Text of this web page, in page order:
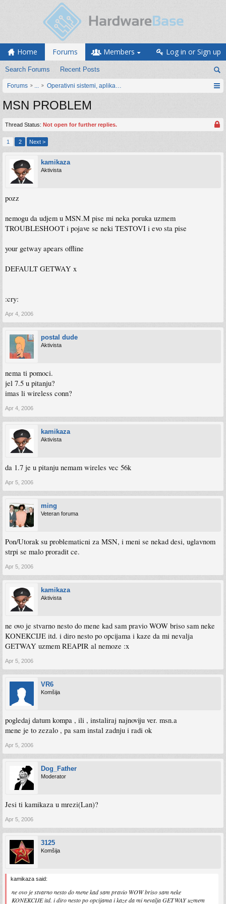
Home Forums
Search Forums Recent Posts
Members Log in or Sign up
Forums ... Operativni sistemi, aplikacije i programiranje
MSN PROBLEM
Thread Status: Not open for further replies.
1 2 Next >
kamikaza
Aktivista
pozz
nemogu da udjem u MSN.M pise mi neka poruka uzmem
TROUBLESHOOT i pojave se neki TESTOVI i evo sta pise
your getway apears offline
DEFAULT GETWAY x
:cry:
Apr 4, 2006
postal dude
Aktivista
nema ti pomoci.
jel 7.5 u pitanju?
imas li wireless conn?
Apr 4, 2006
kamikaza
Aktivista
da 1.7 je u pitanju nemam wireles vec 56k
Apr 5, 2006
ming
Veteran foruma
Pon/Utorak su problematicni za MSN, i meni se nekad desi, uglavnom
strpi se malo proradit ce.
Apr 5, 2006
kamikaza
Aktivista
ne ovo je stvarno nesto do mene kad sam pravio WOW briso sam neke
KONEKCIJE itd. i diro nesto po opcijama i kaze da mi nevalja
GETWAY uzmem REAPIR al nemoze :x
Apr 5, 2006
VR6
Komšija
pogledaj datum kompa , ili , instaliraj najnoviju ver. msn.a
mene je to zezalo , pa sam instal zadnju i radi ok
Apr 5, 2006
Dog_Father
Moderator
Jesi ti kamikaza u mrezi(Lan)?
Apr 5, 2006
3125
Komšija
kamikaza said:
ne ovo je stvarno nesto do mene kad sam pravio WOW briso sam neke
KONEKCIJE itd. i diro nesto po opcijama i kaze da mi nevalja GETWAY uzmem